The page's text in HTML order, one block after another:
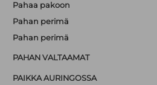
Pahaa pakoon
Pahan perimä
Pahan perimä
PAHAN VALTAAMAT
PAIKKA AURINGOSSA